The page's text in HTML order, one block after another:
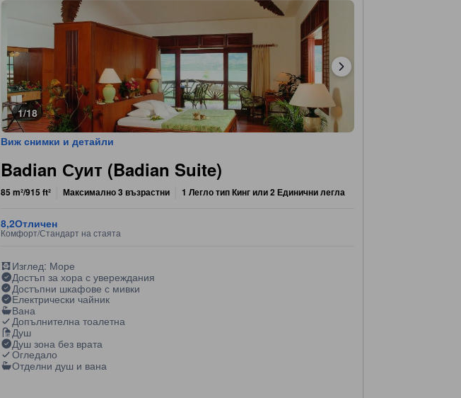
1/18
Виж снимки и детайли
Badian Суит (Badian Suite)
85 m²/915 ft² Максимално 3 възрастни 1 Легло тип Кинг или 2 Единични легла
8,2Отличен
Комфорт/Стандарт на стаята
Изглед: Море
Достъп за хора с увереждания
Достъпни шкафове с мивки
Електрически чайник
Вана
Допълнителна тоалетна
Душ
Душ зона без врата
Огледало
Отделни душ и вана